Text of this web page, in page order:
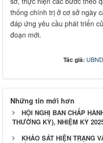
thống chính trị ở cơ sở ngày
đáp ứng yêu cầu phát triển
đoạn mới.
Tác giả:
Những tin mới hơn
HỘI NGHỊ BAN CHẤP
THƯỜNG KỲ), NHIỆM KỲ
KHẢO SÁT HIỆN TRẠNG